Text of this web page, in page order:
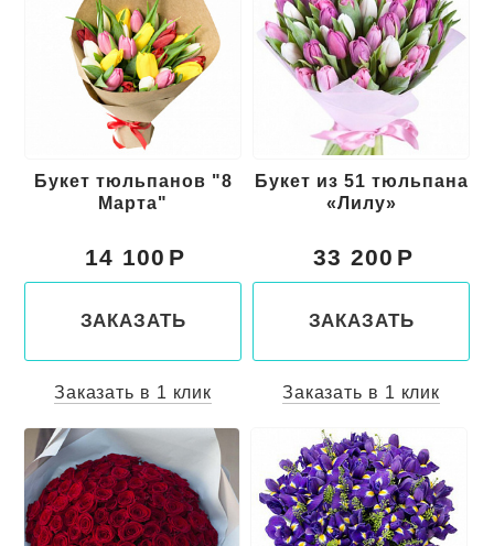
Букет тюльпанов "8
Марта"
14 100
ЗАКАЗАТЬ
Заказать в 1 клик
Букет из 51 тюльпана
«Лилу»
33 200
ЗАКАЗАТЬ
Заказать в 1 клик